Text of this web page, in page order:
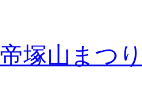
帝塚山まつ